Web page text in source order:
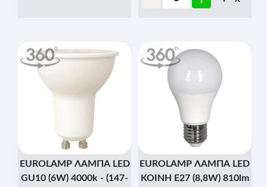
EUROLAMP ΛΑΜΠΑ LED
GU10 (6W) 4000k - (147-
EUROLAMP ΛΑΜΠΑ LED
KOINH E27 (8,8W) 810lm